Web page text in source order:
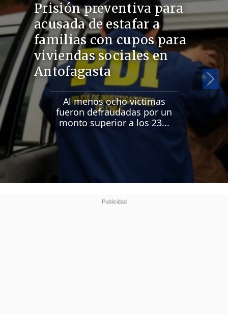
Prisión preventiva para
acusada de estafar a
familias con cupos para
viviendas sociales en
Antofagasta
Al menos ocho víctimas
fueron defraudadas por un
monto superior a los 23...